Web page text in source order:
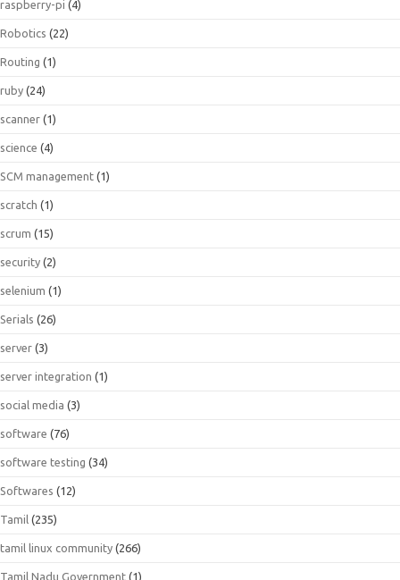
raspberry-pi (4)
Robotics (22)
Routing (1)
ruby (24)
scanner (1)
science (4)
SCM management (1)
scratch (1)
scrum (15)
security (2)
selenium (1)
Serials (26)
server (3)
server integration (1)
social media (3)
software (76)
software testing (34)
Softwares (12)
Tamil (235)
tamil linux community (266)
Tamil Nadu Government (1)